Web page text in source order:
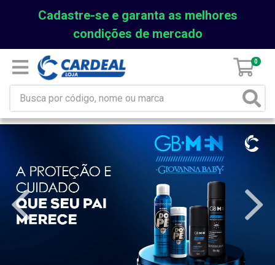
Cadastre-se e garanta as melhores
condições de mercado
0